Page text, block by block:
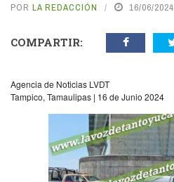
POR LA REDACCIÓN 16/06/2024
COMPARTIR:
Agencia de Noticias LVDT
Tampico, Tamaulipas | 16 de Junio 2024